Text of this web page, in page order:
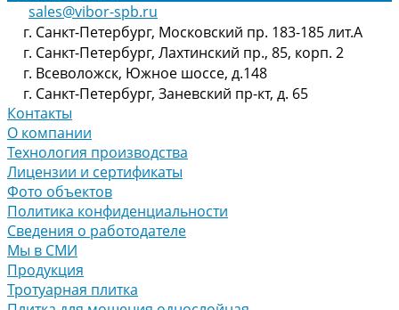
sales@vibor-spb.ru
г. Санкт-Петербург, Московский пр. 183-185 лит.А
г. Санкт-Петербург, Лахтинский пр., 85, корп. 2
г. Всеволожск, Южное шоссе, д.148
г. Санкт-Петербург, Заневский пр-кт, д. 65
Контакты
О компании
Технология производства
Лицензии и сертификаты
Фото объектов
Политика конфиденциальности
Сведения о работодателе
Мы в СМИ
Продукция
Тротуарная плитка